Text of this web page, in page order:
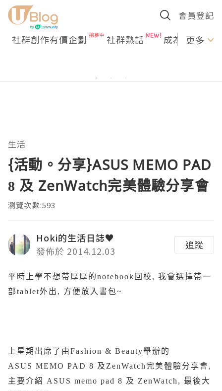
會員登記
社群創作有價企劃 社群熱話 成為U更多
生活
{活動。分享}ASUS MEMO PAD
8 及 ZenWatch完美體驗分享會
瀏覽次數:593
Hoki的生活日誌♥
發佈於 2014.12.03
追蹤
平時上學不想帶厚厚的notebook回校, 我會選擇帶一
部tablet外出, 方便放入書包~
上星期出席了由Fashion & Beauty舉辦的
ASUS MEMO PAD 8 及ZenWatch完美體驗分享會,
主要介紹 ASUS memo pad 8 及 ZenWatch, 最後大